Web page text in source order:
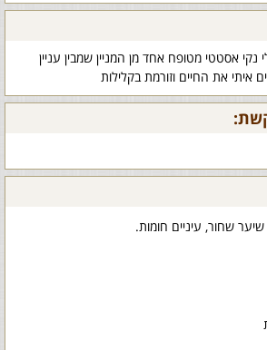
נקי אסטטי מטופח אחד מן המניין שמבין עניין
את החיים וזורמת בקלילות
שחור, עיניים חומות.